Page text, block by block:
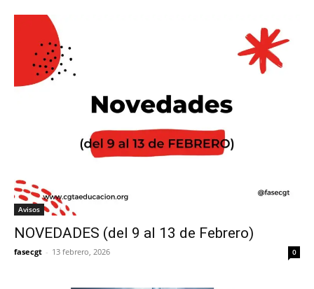
Avisos
NOVEDADES (del 9 al 13 de Febrero)
fasecgt - 13 febrero, 2026 0